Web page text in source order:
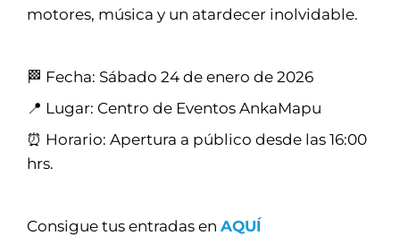
motores, música y un atardecer inolvidable.
🏁 Fecha: Sábado 24 de enero de 2026
📍 Lugar: Centro de Eventos AnkaMapu
⏰ Horario: Apertura a público desde las 16:00
hrs.
Consigue tus entradas en AQUÍ